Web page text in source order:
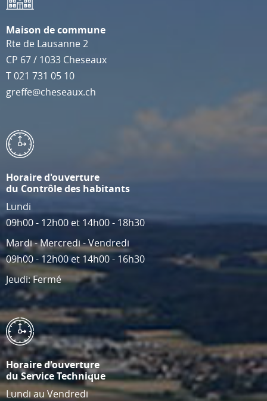
Maison de commune
Rte de Lausanne 2
CP 67/ 1033 Cheseaux
T021 731 05 10
greffe@cheseaux.ch
Horaire d'ouverture
du Contrôle des habitants
Lundi
09h00 - 12h00 et 14h00 - 18h30
Mardi - Mercredi - Vendredi
09h00 - 12h00 et 14h00 - 16h30
Jeudi: Fermé
Horaire d'ouverture
du Service Technique
Lundi au Vendredi